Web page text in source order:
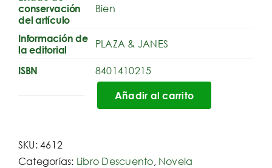
conservación
del artículo
Bien
Información de
la editorial
PLAZA & JANES
ISBN 8401410215
cantidad
Añadir al carrito
SKU:4612
Categorías: Libro Descuento, Novela